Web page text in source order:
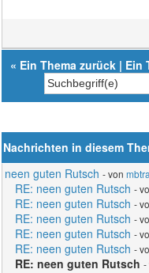
« Ein Thema zurück | Ein
Nachrichten in diesem
neen guten Rutsch - von
RE: neen guten Rutsch -
RE: neen guten Rutsch -
RE: neen guten Rutsch -
RE: neen guten Rutsch -
RE: neen guten Rutsch -
RE: neen guten Rutsch -